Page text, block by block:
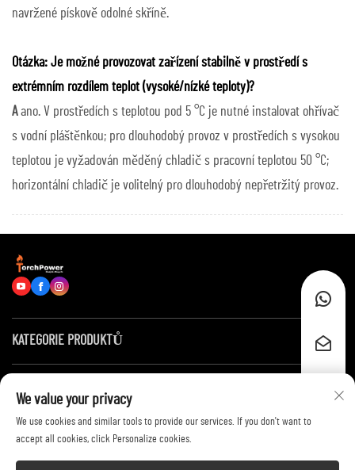
navržené pískově odolné skříně.
Otázka: Je možné provozovat zařízení stabilně v prostředí s
extrémním rozdílem teplot (vysoké/nízké teploty)?
Aano. V prostředích s teplotou pod 5 °C je nutné instalovat ohřívač
s vodní pláštěnkou; pro dlouhodobý provoz v prostředích s vysokou
teplotou je vyžadován měděný chladič s pracovní teplotou 50 °C;
horizontální chladič je volitelný pro dlouhodobý nepřetržitý provoz.
KATEGORIE PRODUKTŮ
Kontaktujte nás
We value your privacy
We use cookies and similar tools to provide our services. If you don't want to
accept all cookies, click Personalize cookies.